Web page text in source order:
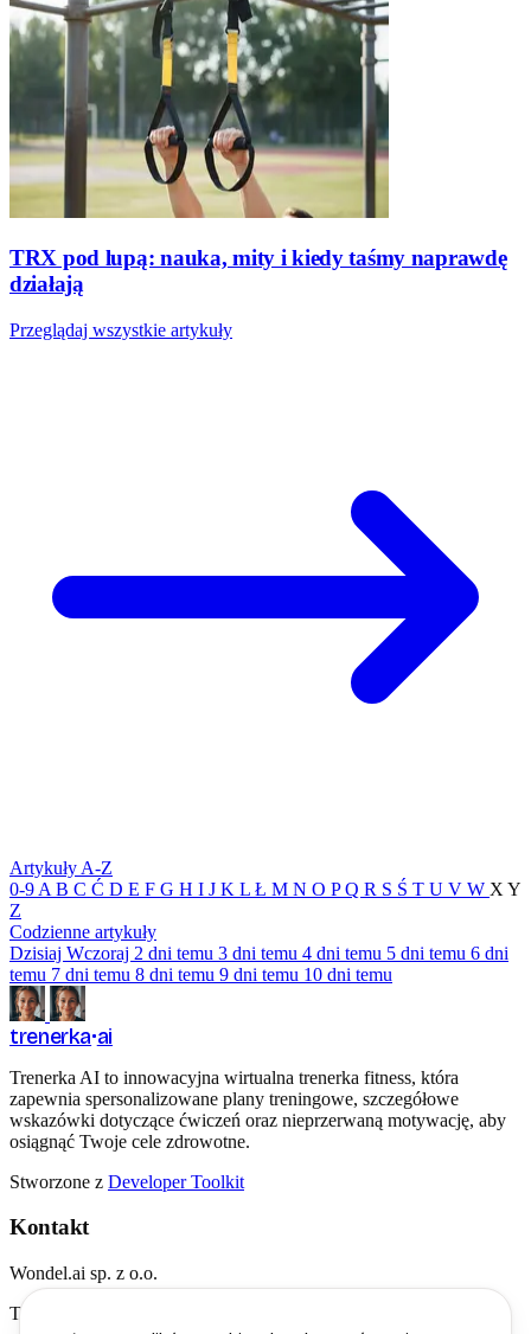
TRX pod lupą: nauka, mity i kiedy taśmy naprawdę
działają
Przeglądaj wszystkie artykuły
Artykuły A-Z
0-9 A B C Ć D E F G H I J K L Ł M N O PQ R S Ś T U V W X Y
Z
Codzienne artykuły
Dzisiaj Wczoraj 2 dni temu 3 dni temu 4 dni temu 5 dni temu 6 dni
temu 7 dni temu 8 dni temu 9 dni temu 10 dni temu
trenerka ai
Trenerka AI to innowacyjna wirtualna trenerka fitness, która
zapewnia spersonalizowane plany treningowe, szczegółowe
wskazówki dotyczące ćwiczeń oraz nieprzerwaną motywację, aby
osiągnąć Twoje cele zdrowotne.
Stworzone z Developer Toolkit
Kontakt
Wondel.ai sp. z o.o.
Twarda 18